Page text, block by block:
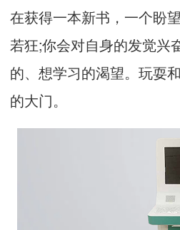
在获得一本新书，一个盼
若狂;你会对自身的发觉兴
的、想学习的渴望。玩耍
的大门。